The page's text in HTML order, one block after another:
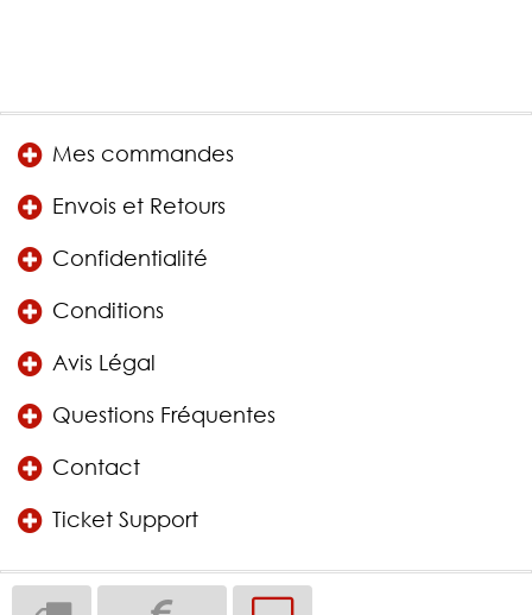
Mes commandes
Envois et Retours
Confidentialité
Conditions
Avis Légal
Questions Fréquentes
Contact
Ticket Support